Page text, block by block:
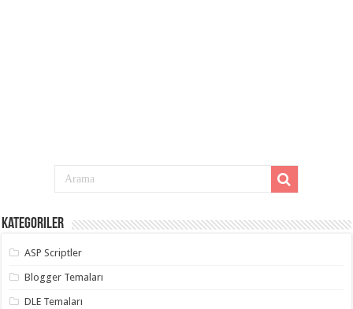
Kategoriler
ASP Scriptler
Blogger Temaları
DLE Temaları